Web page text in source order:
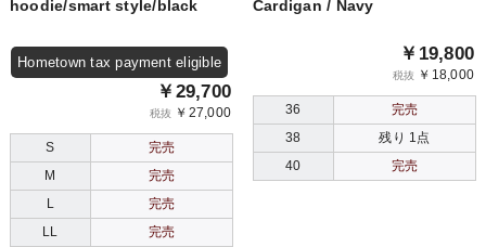
hoodie/smart style/black
Hometown tax payment eligible
￥29,700
税抜 ￥27,000
S
完売
M
完売
L
完売
LL
完売
Cardigan / Navy
￥19,800
税抜 ￥18,000
36
完売
38
残り 1点
40
完売